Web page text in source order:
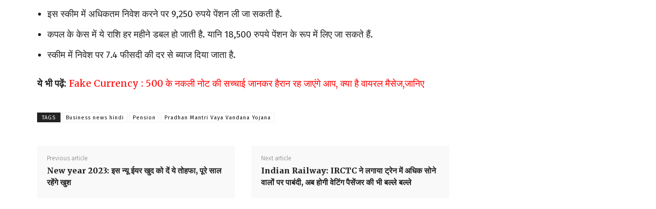
इस स्कीम में अधिकतम निवेश करने पर 9,250 रुपये पेंशन ली जा सकती है.
कपल के केस में ये राशि हर महीने डबल हो जाती है. यानि 18,500 रुपये पेंशन के रूप में लिए जा सकते हैं.
स्कीम में निवेश पर 7.4 फीसदी की दर से ब्याज दिया जाता है.
ये भी पढ़ें: Fake Currency : 500 के नकली नोट की सच्चाई जानकर हैरान रह जाएंगे आप, क्या है वायरल मैसेज,जानिए
TAGS Business news hindi Pension Pradhan Mantri Vaya Vandana Yojana
Previous article
New year 2023: इस न्यू ईयर खुद को दें ये तोहफा, पूरे साल
रहेंगे खुश
Next article
Indian Railway: IRCTC ने लगाया ट्रेन में अधिक सोने
वालों पर पाबंदी, अब होगी वेटिंग पैसेंजर की भी बल्ले बल्ले